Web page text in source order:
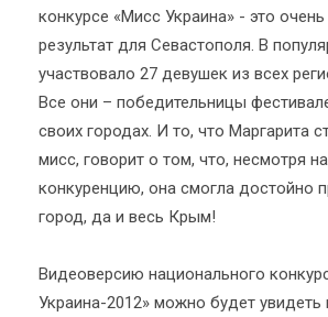
конкурсе «Мисс Украина» - это
результат для Севастополя. В
участвовало 27 девушек из всех
Все они – победительницы
своих городах. И то, что Маргарита
мисс, говорит о том, что, несмотря
конкуренцию, она смогла достойно
город, да и весь Крым!
Видеоверсию национального
Украина-2012» можно будет увидеть